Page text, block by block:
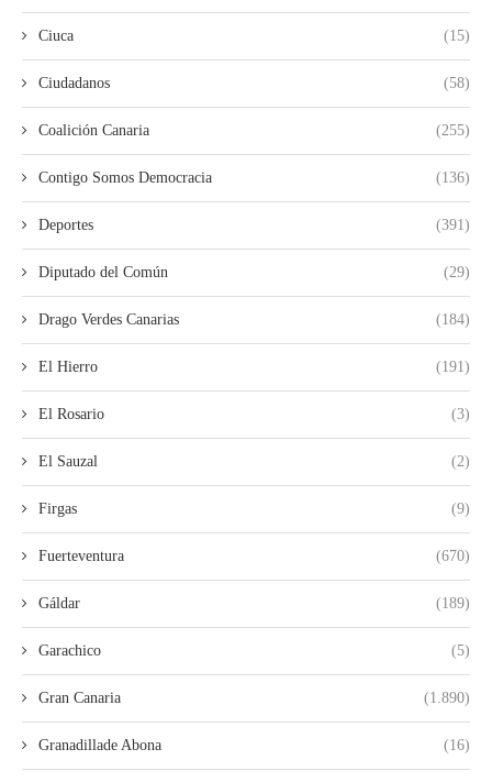
Ciuca (15)
Ciudadanos (58)
Coalición Canaria (255)
Contigo Somos Democracia (136)
Deportes (391)
Diputado del Común (29)
Drago Verdes Canarias (184)
El Hierro (191)
El Rosario (3)
El Sauzal (2)
Firgas (9)
Fuerteventura (670)
Gáldar (189)
Garachico (5)
Gran Canaria (1.890)
Granadillade Abona (16)